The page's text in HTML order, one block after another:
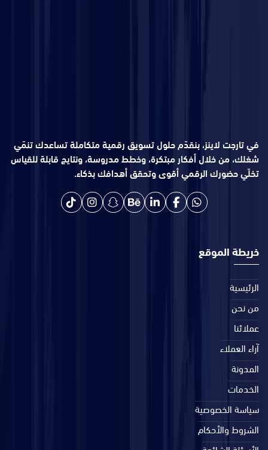
في تارجت لاينز، بنقدّم حلول تسويق رقمية متكاملة تساعدك تنمّي
شغلك، من خلال أفكار مبتكرة، وخطط مدروسة، ونتايج قابلة للقياس
تخلّي حضورك الرقمي أقوى وتحقق أهدافك بذكاء.
خريطة الموقع
الرئيسية
من نحن
عملائنا
آراء العملاء
المدونة
الخدمات
سياسة الخصوصية
الشروط والأحكام